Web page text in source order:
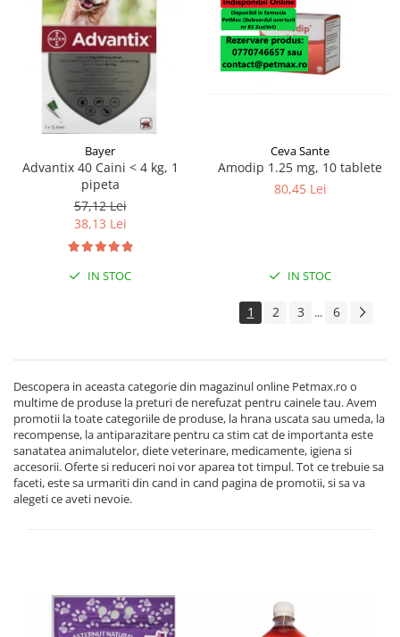
Bayer
Advantix 40 Caini < 4 kg, 1
pipeta
57,12 Lei
38,13 Lei
IN STOC
Ceva Sante
Amodip 1.25 mg, 10 tablete
80,45 Lei
IN STOC
1 2 3 ... 6
Descopera in aceasta categorie din magazinul online Petmax.ro o
multime de produse la preturi de nerefuzat pentru cainele tau. Avem
promotii la toate categoriile de produse, la hrana uscata sau umeda, la
recompense, la antiparazitare pentru ca stim cat de importanta este
sanatatea animalutelor, diete veterinare, medicamente, igiena si
accesorii. Oferte si reduceri noi vor aparea tot timpul. Tot ce trebuie sa
faceti, este sa urmariti din cand in cand pagina de promotii, si sa va
alegeti ce aveti nevoie.